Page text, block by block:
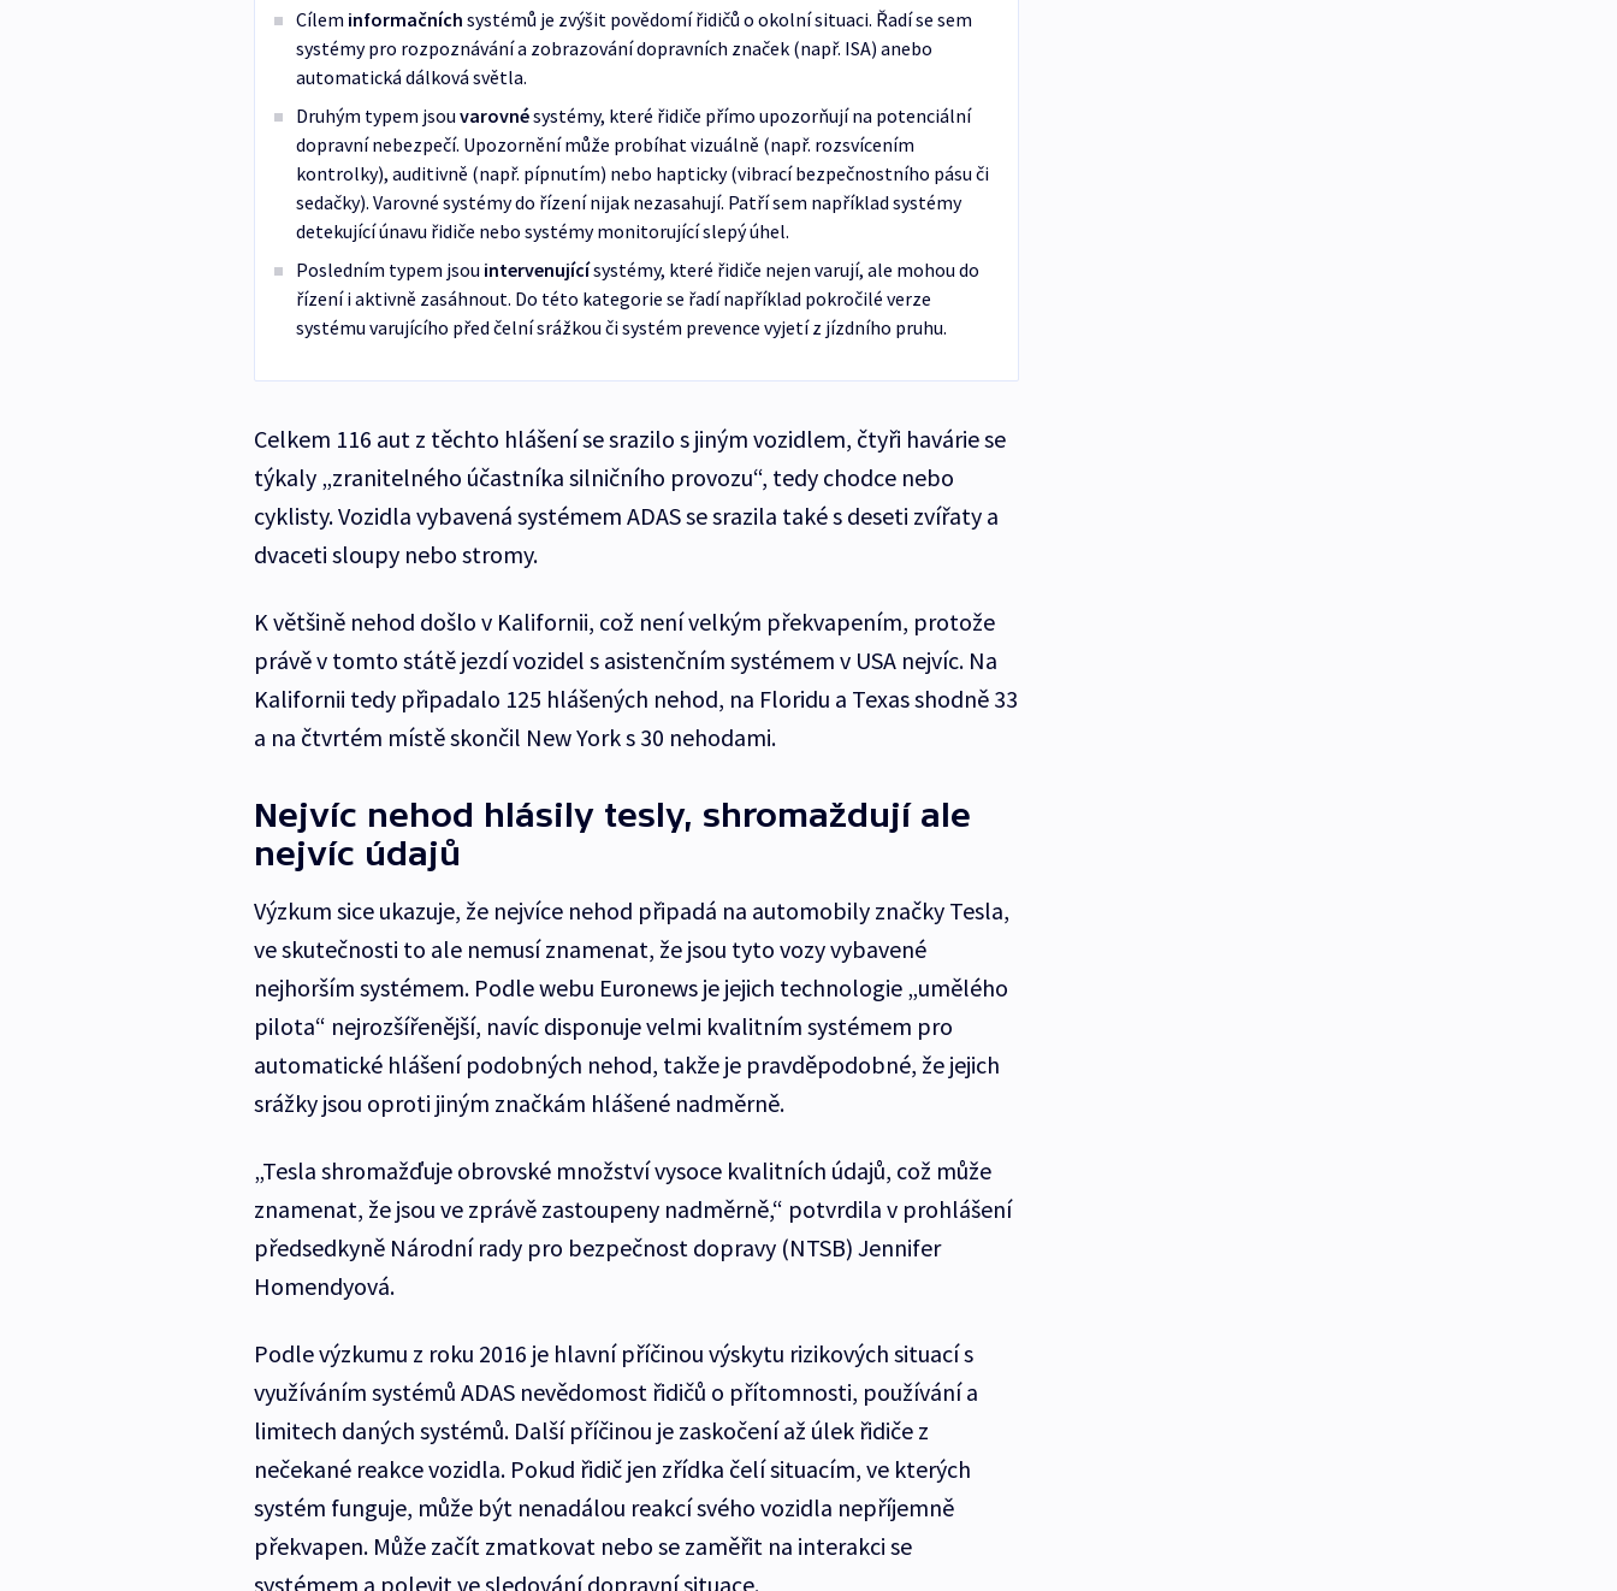
Cílem informačních systémů je zvýšit povědomí řidičů o okolní situaci. Řadí se sem
systémy pro rozpoznávání a zobrazování dopravních značek (např. ISA) anebo
automatická dálková světla.
Druhým typem jsou varovnésystémy, které řidiče přímo upozorňují na potenciální
dopravní nebezpečí. Upozornění může probíhat vizuálně (např. rozsvícením
kontrolky), auditivně (např. pípnutím) nebo hapticky (vibrací bezpečnostního pásu či
sedačky). Varovné systémy do řízení nijak nezasahují. Patří sem například systémy
detekující únavu řidiče nebo systémy monitorující slepý úhel.
Posledním typem jsou intervenujícísystémy, které řidiče nejen varují, ale mohou do
řízení i aktivně zasáhnout. Do této kategorie se řadí například pokročilé verze
systému varujícího před čelní srážkou či systém prevence vyjetí z jízdního pruhu.
Celkem 116 aut z těchto hlášení se srazilo s jiným vozidlem, čtyři havárie se
týkaly „zranitelného účastníka silničního provozu“, tedy chodce nebo
cyklisty. Vozidla vybavená systémem ADAS se srazila také s deseti zvířaty a
dvaceti sloupy nebo stromy.
K většině nehod došlo v Kalifornii, což není velkým překvapením, protože
právě v tomto státě jezdí vozidel s asistenčním systémem v USA nejvíc. Na
Kalifornii tedy připadalo 125 hlášených nehod, na Floridu a Texas shodně 33
a na čtvrtém místě skončil New York s 30 nehodami.
Nejvíc nehod hlásily tesly, shromaždují ale
nejvíc údajů
Výzkum sice ukazuje, že nejvíce nehod připadá na automobily značky Tesla,
ve skutečnosti to ale nemusí znamenat, že jsou tyto vozy vybavené
nejhorším systémem. Podle webu Euronews je jejich technologie „umělého
pilota“ nejrozšířenější, navíc disponuje velmi kvalitním systémem pro
automatické hlášení podobných nehod, takže je pravděpodobné, že jejich
srážky jsou oproti jiným značkám hlášené nadměrně.
„Tesla shromažďuje obrovské množství vysoce kvalitních údajů, což může
znamenat, že jsou ve zprávě zastoupeny nadměrně,“ potvrdila v prohlášení
předsedkyně Národní rady pro bezpečnost dopravy (NTSB) Jennifer
Homendyová.
Podle výzkumu z roku 2016 je hlavní příčinou výskytu rizikových situací s
využíváním systémů ADAS nevědomost řidičů o přítomnosti, používání a
limitech daných systémů. Další příčinou je zaskočení až úlek řidiče z
nečekané reakce vozidla. Pokud řidič jen zřídka čelí situacím, ve kterých
systém funguje, může být nenadálou reakcí svého vozidla nepříjemně
překvapen. Může začít zmatkovat nebo se zaměřit na interakci se
systémem a polevit ve sledování dopravní situace.